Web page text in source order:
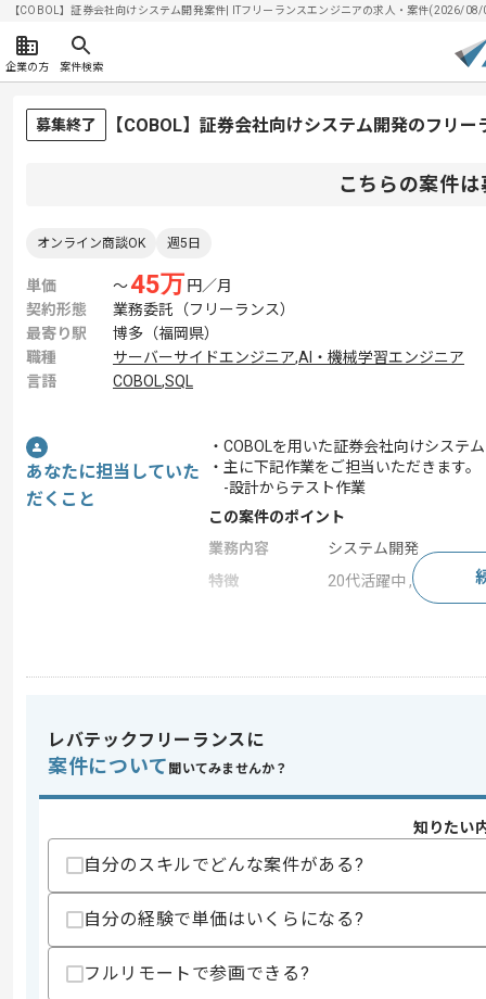
【COBOL】証券会社向けシステム開発案件| ITフリーランスエンジニアの求人・案件(2026/
企業の方 案件検索
募集終了 【COBOL】証券会社向けシステム開発のフリ
こちらの案件
オンライン商談OK 週5日
単価 〜45万 円／月
契約形態
業務委託（フリーランス）
最寄り駅
博多（福岡県）
職種
サーバーサイドエンジニア,AI・機械学習エンジニア
言語
COBOL ,SQL
あなたに担当していた
だくこと
・COBOLを用いた証券会社向けシステ
・主に下記作業をご担当いただきます。
-設計からテスト作業
この案件のポイント
業務内容
システム開発
特徴
20代活躍中 , 30代活躍
精算・お支払い
精算条件
無
精算基準時間
140時間〜180時間
支払いサイト
15日
レバテックフリーランスに
案件について 聞いてみませんか？
知りたい
自分のスキルでどんな案件がある?
自分の経験で単価はいくらになる?
フルリモートで参画できる?